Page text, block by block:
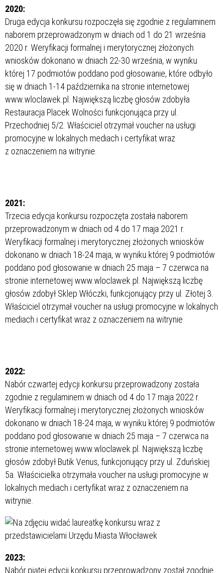
2020:
Druga edycja konkursu rozpoczęła się zgodnie z regulaminem
naborem przeprowadzonym w dniach od 1 do 21 września
2020 r. Weryfikacji formalnej i merytorycznej złożonych
wniosków dokonano w dniach 22-30 września, w wyniku
której 17 podmiotów poddano pod głosowanie, które odbyło
się w dniach 1-14 października na stronie internetowej
www.wloclawek.pl. Największą liczbę głosów zdobyła
Restauracja Placek Wolności funkcjonująca przy ul.
Przechodniej 5/2. Właściciel otrzymał voucher na usługi
promocyjne w lokalnych mediach i certyfikat wraz
z oznaczeniem na witrynie.
2021:
Trzecia edycja konkursu rozpoczęta została naborem
przeprowadzonym w dniach od 4 do 17 maja 2021 r.
Weryfikacji formalnej i merytorycznej złożonych wniosków
dokonano w dniach 18-24 maja, w wyniku której 9 podmiotów
poddano pod głosowanie w dniach 25 maja – 7 czerwca na
stronie internetowej www.wloclawek.pl. Największą liczbę
głosów zdobył Sklep Włóczki, funkcjonujący przy ul. Złotej 3.
Właściciel otrzymał voucher na usługi promocyjne w lokalnych
mediach i certyfikat wraz z oznaczeniem na witrynie
2022:
Nabór czwartej edycji konkursu przeprowadzony została
zgodnie z regulaminem w dniach od 4 do 17 maja 2022 r.
Weryfikacji formalnej i merytorycznej złożonych wniosków
dokonano w dniach 18-24 maja, w wyniku której 9 podmiotów
poddano pod głosowanie w dniach 25 maja – 7 czerwca na
stronie internetowej www.wloclawek.pl. Największą liczbę
głosów zdobył Butik Venus, funkcjonujący przy ul. Zduńskiej
5a. Właścicielka otrzymała voucher na usługi promocyjne w
lokalnych mediach i certyfikat wraz z oznaczeniem na
witrynie.
2023:
Nabór piątej edycji konkursu przeprowadzony został zgodnie